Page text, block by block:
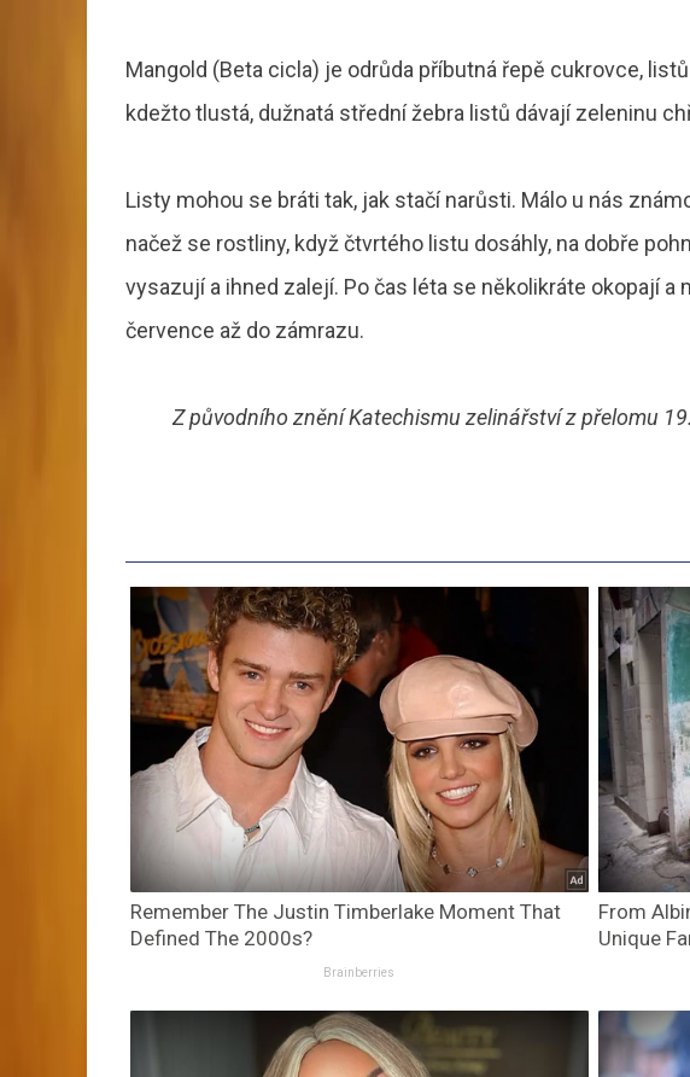
Mangold (Beta cicla) je odrůda příbutná řepě cukrovce,
kdežto tlustá, dužnatá střední žebra listů dávají zeleninu
Listy mohou se bráti tak, jak stačí narůsti. Málo u nás
načež se rostliny, když čtvrtého listu dosáhly, na dobře
vysazují a ihned zalejí. Po čas léta se několikráte okopají a
července až do zámrazu.
Z původního znění Katechismu zelinářství z přelomu
Remember The Justin Timberlake Moment That
Defined The 2000s?
Brainberries
From
Unique